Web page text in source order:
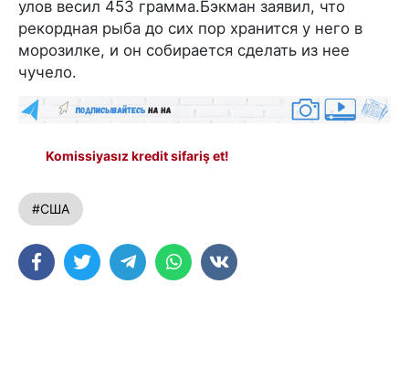
улов весил 453 грамма.Бэкман заявил, что
рекордная рыба до сих пор хранится у него в
морозилке, и он собирается сделать из нее
чучело.
Komissiyasız kredit sifariş et!
#США